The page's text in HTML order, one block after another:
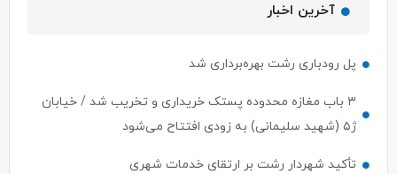
آخرین اخبار
پل رودباری رشت بهره‌برداری شد
۳ باب مغازه محدوده پستک خریداری و تخریب شد / خیابان
ژ۵ (شهید سلیمانی) به زودی افتتاح می‌شود
تأکید شهردار رشت بر ارتقای خدمات شهری